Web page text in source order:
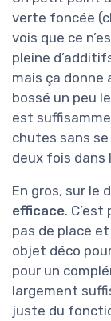
verte foncée
vois que ce
pleine
mais ça donne
bossé un peu
est
chutes sans
deux fois dans
En gros, sur le
efficace.
pas de place
objet déco
pour un
largement
juste du